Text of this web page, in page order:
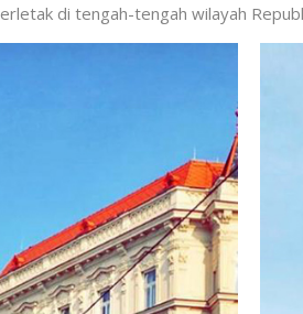
di tengah-tengah wilayah